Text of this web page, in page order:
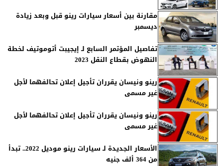
مقارنة بين أسعار سيارات رينو قبل وبعد زيادة
ديسمبر
تفاصيل المؤتمر السابع لـ إيجيبت أتوموتيف لخطة
النهوض بقطاع النقل 2023
رينو ونيسان يقرران تأجيل إعلان تحالفهما لأجل
غير مسمى
رينو ونيسان يقرران تأجيل إعلان تحالفهما لأجل
غير مسمى
الأسعار الجديدة لـ سيارات رينو موديل 2022.. تبدأ
من 364 ألف جنيه